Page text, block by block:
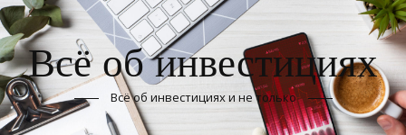
Всё об инвестициях
Всё об инвестициях и не только